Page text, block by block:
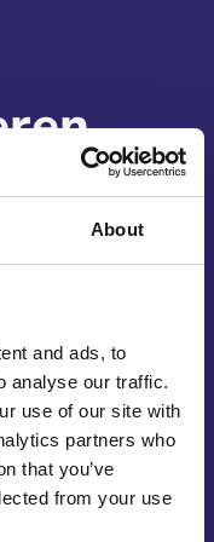
About
and ads, to
analyse our traffic.
use of our site with
partners who
that you’ve
from your use
gebeurt bij
onder andere
laser, een
product of
zodat u snel